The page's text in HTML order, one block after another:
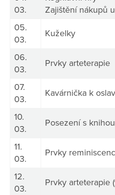
03.
Zajištění nákupů
05.
03.
Kuželky
06.
03.
Prvky arteterapie
07.
03.
Kavárnička k
10.
03.
Posezení s knihou
11.
03.
Prvky
12.
03.
Prvky arteterapie